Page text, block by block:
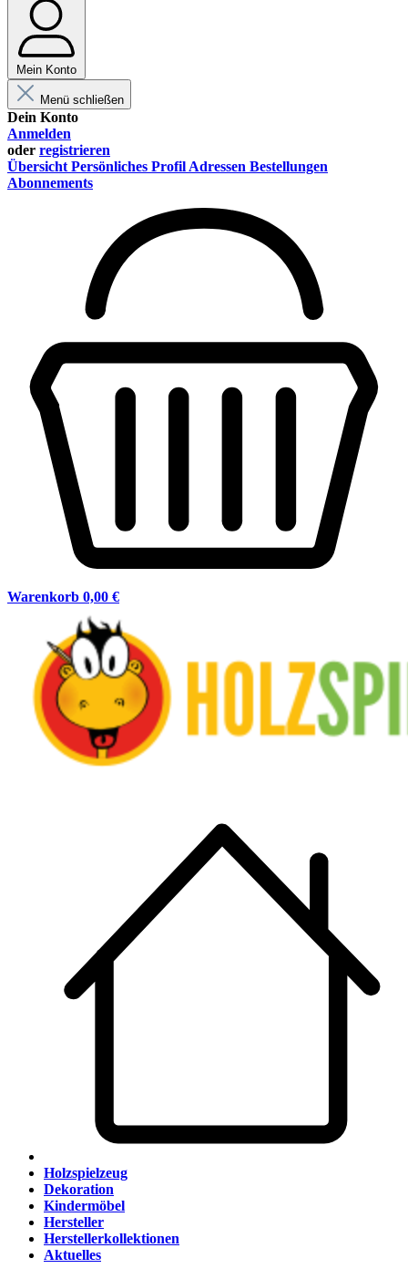
Mein Konto
Menü schließen
Dein Konto
Anmelden
oder registrieren
Übersicht Persönliches Profil Adressen Bestellungen
Abonnements
Warenkorb 0,00 €
Holzspielzeug
Dekoration
Kindermöbel
Hersteller
Herstellerkollektionen
Aktuelles